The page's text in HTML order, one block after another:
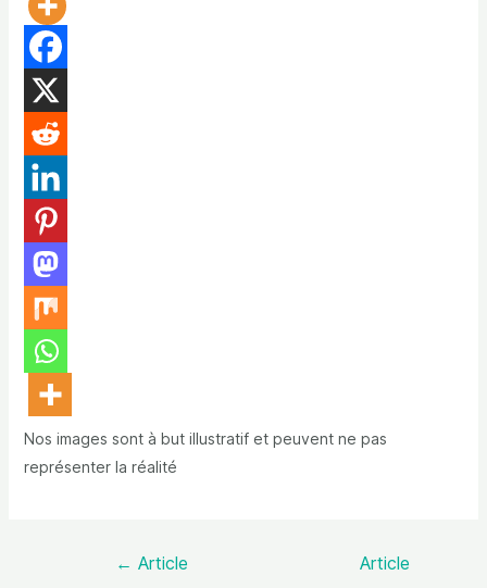
Nos images sont à but illustratif et peuvent ne pas
représenter la réalité
← Article
Article